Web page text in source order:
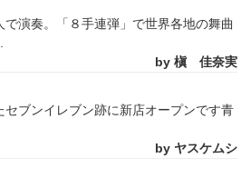
で演奏。「８手連弾」で世界各地の舞曲
by 槇 佳奈実
セブンイレブン跡に新店オープンです青
by ヤスケムシ